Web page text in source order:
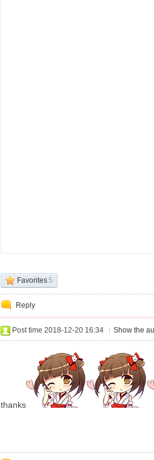
Favorites5
Reply
Post time 2018-12-20 16:34 Show the
thanks